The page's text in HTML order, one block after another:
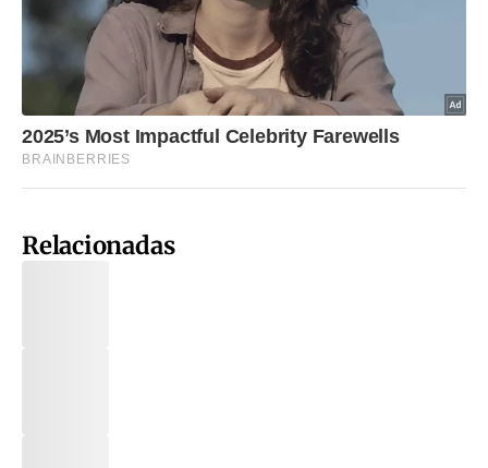
Relacionadas